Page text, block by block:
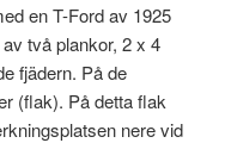
en T-Ford av 1925
två plankor, 2 x 4
fjädern. På de
(flak). På detta flak
nere vid